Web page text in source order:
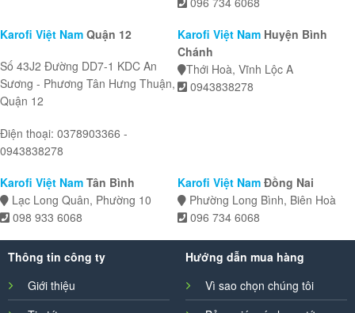
Karofi Việt Nam Quận 12
Số 43J2 Đường DD7-1 KDC An
Sương - Phương Tân Hưng Thuận,
Quận 12
Điện thoại: 0378903366 -
0943838278
Karofi Việt Nam Huyện Bình
Chánh
Thới Hoà, Vĩnh Lộc A
0943838278
Karofi Việt Nam Tân Bình
Lạc Long Quân, Phường 10
098 933 6068
Karofi Việt Nam Đồng Nai
Phường Long Bình, Biên Hoà
096 734 6068
Thông tin công ty
Giới thiệu
Hướng dẫn mua hàng
Vì sao chọn chúng tôi